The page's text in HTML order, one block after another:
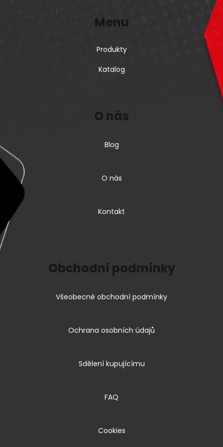
Menu
Produkty
Katalog
O nás
Blog
O nás
Kontakt
Obchodní podmínky
Všeobecné obchodní podmínky
Ochrana osobních údajů
Sdělení kupujícímu
FAQ
Cookies